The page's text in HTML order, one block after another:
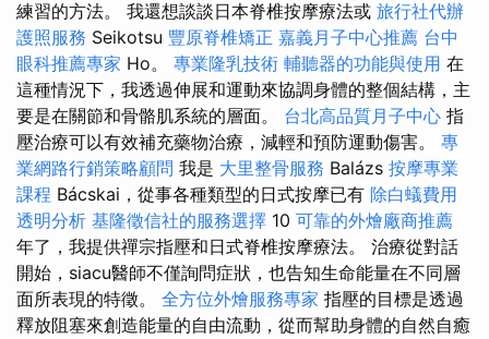
練習的方法。 我還想談談日本脊椎按摩療法或 旅行社代辦
護照服務 Seikotsu 豐原脊椎矯正 嘉義月子中心推薦 台中
眼科推薦專家 Ho。 專業隆乳技術 輔聽器的功能與使用 在
這種情況下，我透過伸展和運動來協調身體的整個結構，主
要是在關節和骨骼肌系統的層面。 台北高品質月子中心 指
壓治療可以有效補充藥物治療，減輕和預防運動傷害。 專
業網路行銷策略顧問 我是 大里整骨服務 Balázs 按摩專業
課程 Bácskai，從事各種類型的日式按摩已有 除白蟻費用
透明分析 基隆徵信社的服務選擇 10 可靠的外燴廠商推薦
年了，我提供禪宗指壓和日式脊椎按摩療法。 治療從對話
開始，siacu醫師不僅詢問症狀，也告知生命能量在不同層
面所表現的特徵。 全方位外燴服務專家 指壓的目標是透過
釋放阻塞來創造能量的自由流動，從而幫助身體的自然自癒